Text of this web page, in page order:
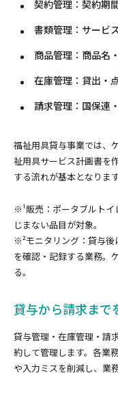
契約管理 ：契約期
書類管理 ：サービ
商品管理 ：商品名
在庫管理 ：貸出・
請求管理 ：国保連
福祉用具貸与事業では、
祉用具サービス計画書を
する流れが基本となります
※¹販売：ポータブルトイ
じまない品目が対象。
※²モニタリング：貸与
を確認・記録する業務。
る。
貸与から請求まで
貸与管理・在庫管理・請
約して管理します。各業
や入力ミスを削減し、業